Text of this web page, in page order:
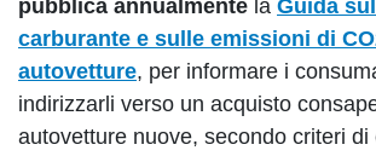
pubblica annualmente la Guida
carburante e sulle emissioni di
autovetture, per informare i
indirizzarli verso un acquisto
autovetture nuove, secondo criteri di